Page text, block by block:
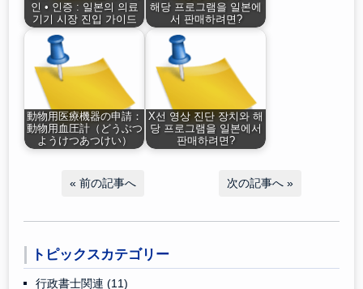
인 • 인증 : 일본의 의료
기기 시장 진입 가이드
해당 프로그램을 일본에
서 판매하려면?
動物用医療機器の申請：
動物用血圧計（どうぶつ
ようけつあつけい）
X선 영상 진단 장치와 해
당 프로그램을 일본에서
판매하려면?
« 前の記事へ 次の記事へ »
トピックスカテゴリー
行政書士関連(11)